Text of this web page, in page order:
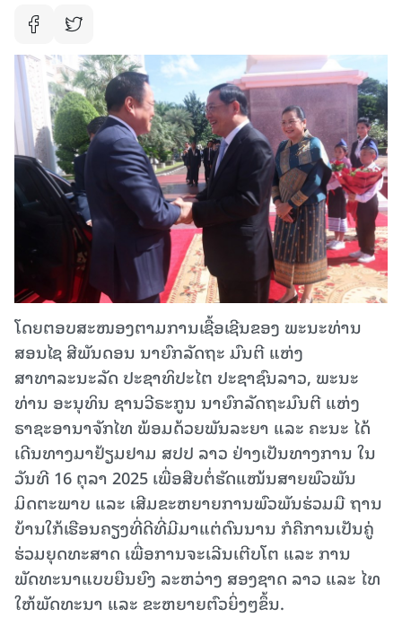
ໂດຍຕອບສະໜອງຕາມການເຊື້ອເຊີນຂອງ ພະນະທ່ານ
ສອນໄຊ ສີພັນດອນ ນາຍົກລັດຖະ ມົນຕີ ແຫ່ງ
ສາທາລະນະລັດ ປະຊາທິປະໄຕ ປະຊາຊົນລາວ, ພະນະ
ທ່ານ ອະນຸທິນ ຊານວີຣະກູນ ນາຍົກລັດຖະມົນຕີ ແຫ່ງ
ຣາຊະອານາຈັກໄທ ພ້ອມດ້ວຍພັນລະຍາ ແລະ ຄະນະ ໄດ້
ເດີນທາງມາຢ້ຽມຢາມ ສປປ ລາວ ຢ່າງເປັນທາງການ ໃນ
ວັນທີ 16 ຕຸລາ 2025 ເພື່ອສືບຕໍ່ຮັດແໜ້ນສາຍພົວພັນ
ມິດຕະພາບ ແລະ ເສີມຂະຫຍາຍການພົວພັນຮ່ວມມື ຖານ
ບ້ານໃກ້ເຮືອນຄຽງທີ່ດີທີ່ມີມາແຕ່ດົນນານ ກໍຄືການເປັນຄູ່
ຮ່ວມຍຸດທະສາດ ເພື່ອການຈະເລີນເຕີບໂຕ ແລະ ການ
ພັດທະນາແບບຍືນຍົງ ລະຫວ່າງ ສອງຊາດ ລາວ ແລະ ໄທ
ໃຫ້ພັດທະນາ ແລະ ຂະຫຍາຍຕົວຍິ່ງໆຂຶ້ນ.